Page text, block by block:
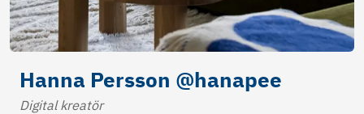
Hanna Persson @hanapee
Digital kreatör